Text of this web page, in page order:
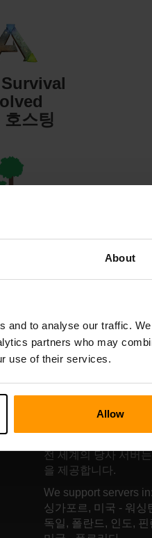
About
and to analyse our traffic.
partners who may
use of their services.
Allow
호스팅
호스팅
Killing
팅 위치
전 세계의 당사 서버
을 제공합니다.
We support servers
싱가포르, 미국 - 워싱
독일, 폴란드, 인도,